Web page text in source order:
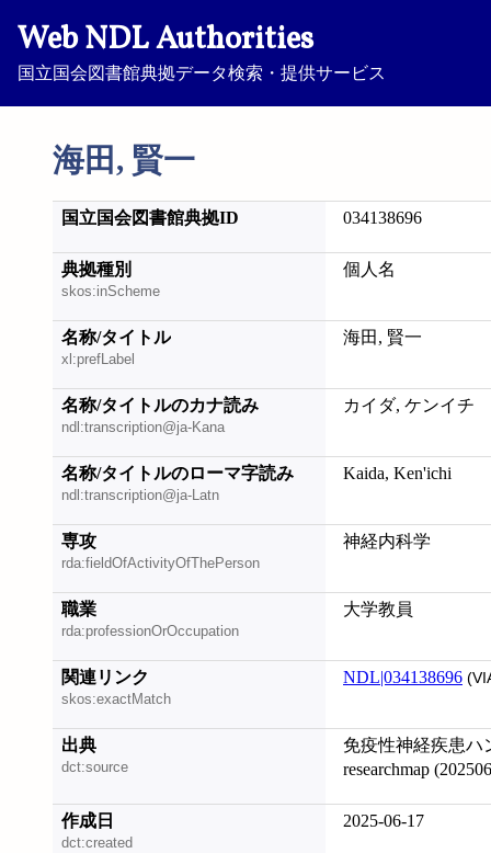
Web NDL Authorities
国立国会図書館典拠データ検索・提供サービス
海田, 賢一
国立国会図書館典拠ID 034138696
典拠種別
skos:inScheme
個人名
名称/タイトル
xl:prefLabel
海田, 賢一
名称/タイトルのカナ読み
ndl:transcription@ja-Kana
カイダ, ケンイチ
名称/タイトルのローマ字読み
ndl:transcription@ja-Latn
Kaida, Ken'ichi
専攻
rda:fieldOfActivityOfThePerson
神経内科学
職業
rda:professionOrOccupation
大学教員
関連リンク
skos:exactMatch
NDL|034138696
出典
dct:source
免疫性神経疾患ハ
researchmap
作成日
dct:created
2025-06-17